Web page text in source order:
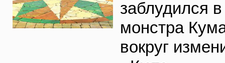
заблудился
монстра
вокруг